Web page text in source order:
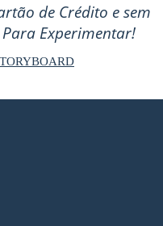
de Crédito e sem
Experimentar!